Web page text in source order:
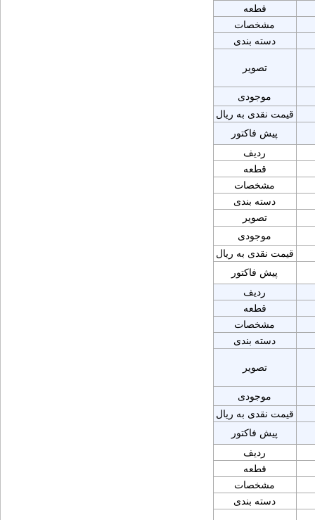
قطعه
مشخصات
دسته بندی
تصویر
موجودی
قیمت نقدی به ریال
پیش فاکتور
ردیف
قطعه
مشخصات
دسته بندی
تصویر
موجودی
قیمت نقدی به ریال
پیش فاکتور
ردیف
قطعه
مشخصات
دسته بندی
تصویر
موجودی
قیمت نقدی به ریال
پیش فاکتور
ردیف
قطعه
مشخصات
دسته بندی